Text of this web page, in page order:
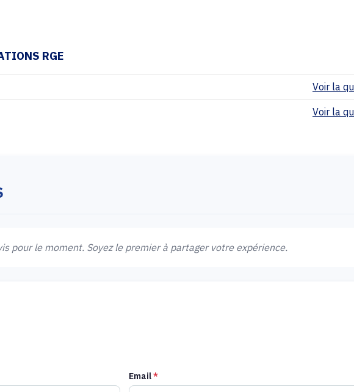
RGE
Voir la
Voir la
pour le moment. Soyez le premier à partager votre expérience.
Email*